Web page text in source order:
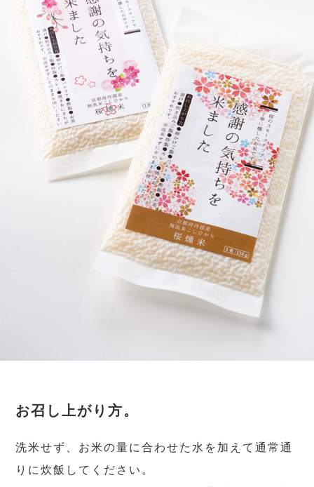
お召し上がり方。
洗米せず、お米の量に合わせた水を加えて通常通
りに炊飯してください。